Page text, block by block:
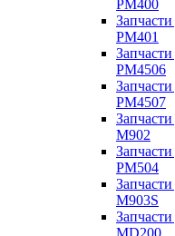
PM400
PM401
PM4506
PM4507
M902
PM504
M903S
MD200